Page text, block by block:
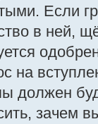
Если
в ней,
на
должен
зачем